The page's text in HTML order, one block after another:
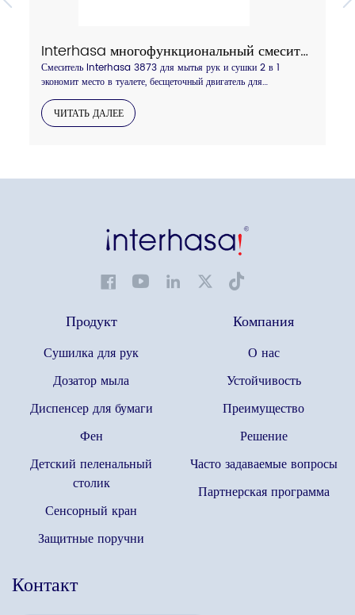
Interhasa многофункциональный смеситель для мытья и сушки рук 2 в 1, модель 3873
Смеситель Interhasa 3873 для мытья рук и сушки 2 в 1
экономит место в туалете, бесщеточный двигатель для
длительного использования, фильтр HEPA для более чистого
воздуха, доступен блестящий хром или серый цвет, обращайтесь.
ЧИТАТЬ ДАЛЕЕ
Продукт
Сушилка для рук
Дозатор мыла
Диспенсер для бумаги
Фен
Детский пеленальный
столик
Сенсорный кран
Защитные поручни
Компания
О нас
Устойчивость
Преимущество
Решение
Часто задаваемые вопросы
Партнерская программа
Контакт